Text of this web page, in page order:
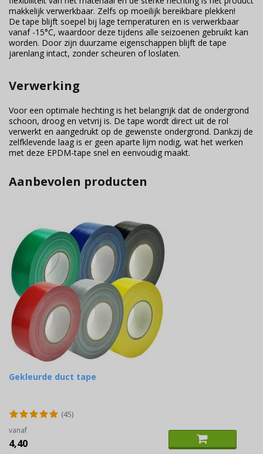
makkelijk verwerkbaar. Zelfs op moeilijk bereikbare plekken!
De tape blijft soepel bij lage temperaturen en is verwerkbaar
vanaf -15°C, waardoor deze tijdens alle seizoenen gebruikt kan
worden. Door zijn duurzame eigenschappen blijft de tape
jarenlang intact, zonder scheuren of loslaten.
Verwerking
Voor een optimale hechting is het belangrijk dat de ondergrond
schoon, droog en vetvrij is. De tape wordt direct uit de rol
verwerkt en aangedrukt op de gewenste ondergrond. Dankzij de
zelfklevende laag is er geen aparte lijm nodig, wat het werken
met deze EPDM-tape snel en eenvoudig maakt.
Aanbevolen producten
Gekleurde duct tape
(45)
vanaf
4,40